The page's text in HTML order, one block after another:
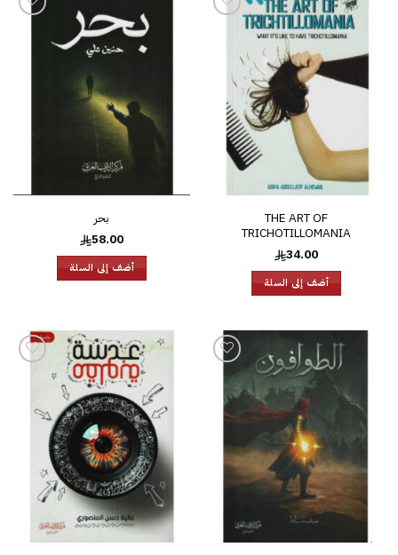
THE ART OF
TRICHOTILLOMANIA
34.00
أضف إلى السلة
بحر
58.00
أضف إلى السلة
إضافة
قائمة
الرغبات
إضافة
الرغبات